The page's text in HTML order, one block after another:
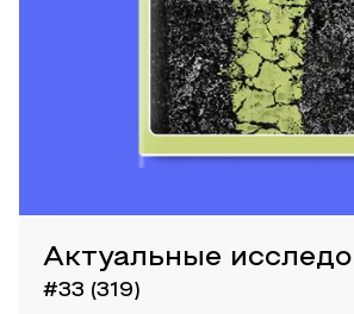
Актуальные
#33 (319)